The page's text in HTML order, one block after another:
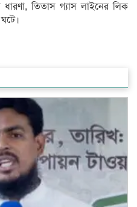
ধারণা, তিতাস গ্যাস লাইনের লিক